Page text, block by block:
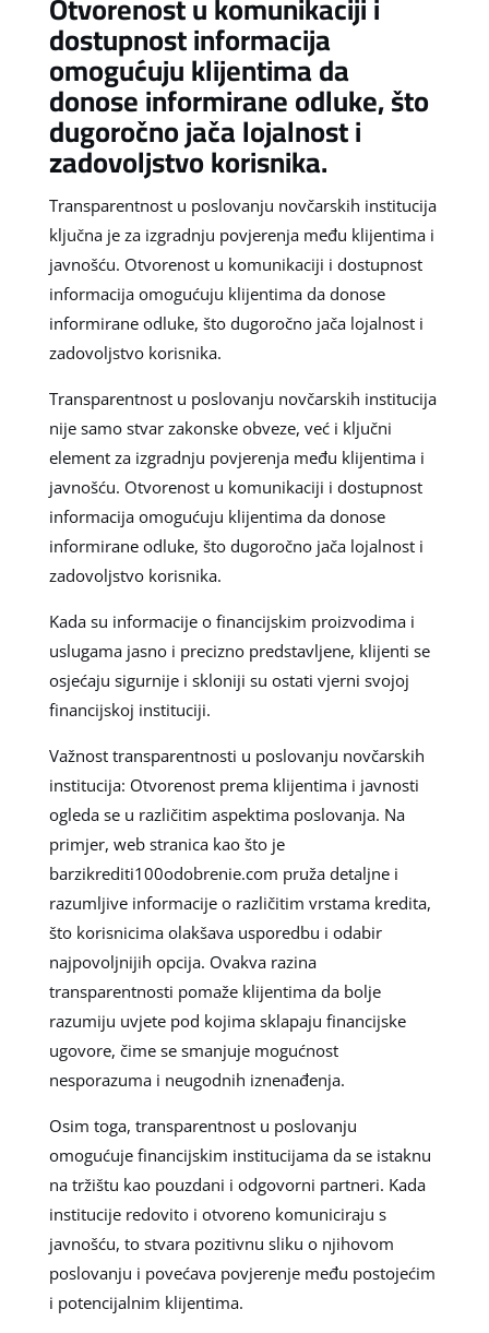
dostupnost informacija
omogućuju klijentima da
donose informirane odluke, što
dugoročno jača lojalnost i
zadovoljstvo korisnika.
Transparentnost u poslovanju novčarskih institucija
ključna je za izgradnju povjerenja među klijentima i
javnošću. Otvorenost u komunikaciji i dostupnost
informacija omogućuju klijentima da donose
informirane odluke, što dugoročno jača lojalnost i
zadovoljstvo korisnika.
Transparentnost u poslovanju novčarskih institucija
nije samo stvar zakonske obveze, već i ključni
element za izgradnju povjerenja među klijentima i
javnošću. Otvorenost u komunikaciji i dostupnost
informacija omogućuju klijentima da donose
informirane odluke, što dugoročno jača lojalnost i
zadovoljstvo korisnika.
Kada su informacije o financijskim proizvodima i
uslugama jasno i precizno predstavljene, klijenti se
osjećaju sigurnije i skloniji su ostati vjerni svojoj
financijskoj instituciji.
Važnost transparentnosti u poslovanju novčarskih
institucija: Otvorenost prema klijentima i javnosti
ogleda se u različitim aspektima poslovanja. Na
primjer, web stranica kao što je
barzikrediti100odobrenie.com pruža detaljne i
razumljive informacije o različitim vrstama kredita,
što korisnicima olakšava usporedbu i odabir
najpovoljnijih opcija. Ovakva razina
transparentnosti pomaže klijentima da bolje
razumiju uvjete pod kojima sklapaju financijske
ugovore, čime se smanjuje mogućnost
nesporazuma i neugodnih iznenađenja.
Osim toga, transparentnost u poslovanju
omogućuje financijskim institucijama da se istaknu
na tržištu kao pouzdani i odgovorni partneri. Kada
institucije redovito i otvoreno komuniciraju s
javnošću, to stvara pozitivnu sliku o njihovom
poslovanju i povećava povjerenje među postojećim
i potencijalnim klijentima.